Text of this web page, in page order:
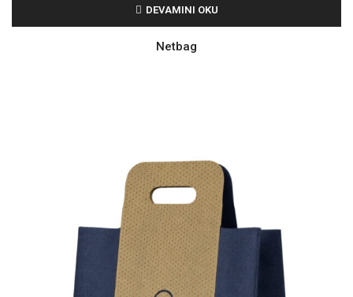
DEVAMINI OKU
Netbag